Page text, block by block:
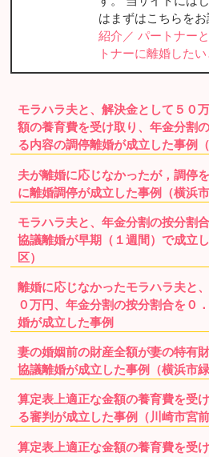
はまずはこちらを
紹介／ パートナー
トナーに離婚した
モラハラ夫と、解決金として５０
額の養育費を受け取り、年金分割
る内容の調停離婚が成立した事例（
夫が離婚に応じなかったが，調停
に離婚調停が成立した事例（横浜市
モラハラ夫と、年金分割の按分割
協議離婚が早期（１週間）で成立
区）
離婚に応じなかったモラハラ夫と
０万円、年金分割の按分割合を０
婚が成立した事例
妻の婚姻前の財産全額が妻の特有
協議離婚が成立した事例（横浜市
算定表上適正な金額の養育費を受
る審判が成立した事例（川崎市宮
算定表上適正な金額の養育費を受